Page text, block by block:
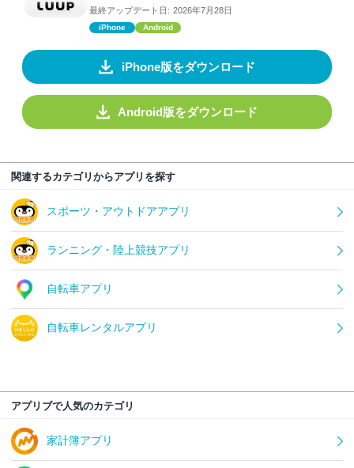
最終アップデート日: 2026年7月28日
iPhone Android
iPhone版をダウンロード
Android版をダウンロード
関連するカテゴリからアプリを探す
スポーツ・アウトドアアプリ
ランニング・陸上競技アプリ
自転車アプリ
自転車レンタルアプリ
アプリブで人気のカテゴリ
家計簿アプリ